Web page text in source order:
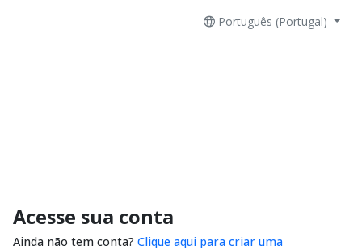
Português (Portugal)
Acesse sua conta
Ainda não tem conta? Clique aqui para criar uma